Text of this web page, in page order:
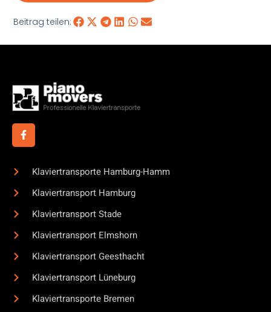
Beitrag teilen:
Klaviertransporte Hamburg-Hamm
Klaviertransport Hamburg
Klaviertransport Stade
Klaviertransport Elmshorn
Klaviertransport Geesthacht
Klaviertransport Lüneburg
Klaviertransporte Bremen